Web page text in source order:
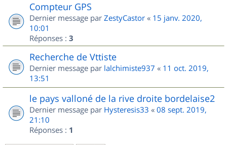
Compteur GPS
Dernier message par ZestyCastor « 15 janv. 2020,
10:01
Réponses : 3
Recherche de Vttiste
Dernier message par lalchimiste937 « 11 oct. 2019,
13:51
le pays valloné de la rive droite bordelaise2
Dernier message par Hysteresis33 « 08 sept. 2019,
21:10
Réponses : 1